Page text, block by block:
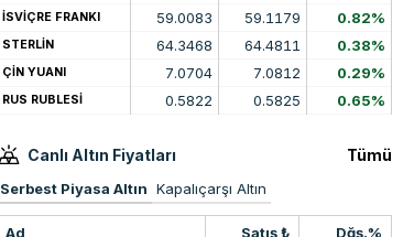
İSVİÇRE FRANKI 59.0083 59.1179 0.82%
STERLİN 64.3468 64.4811 0.38%
ÇİN YUANI 7.0704 7.0812 0.29%
RUS RUBLESİ 0.5822 0.5825 0.65%
Canlı Altın Fiyatları Tümü
Serbest Piyasa Altın Kapalıçarşı Altın
Ad Satış ₺ Dğş.%